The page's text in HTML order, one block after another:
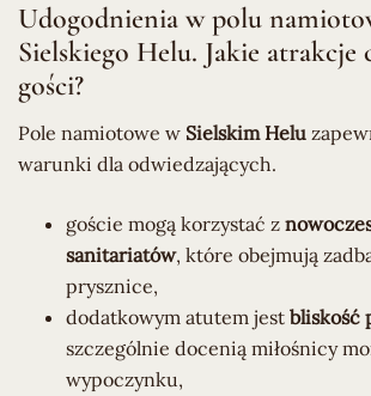
Udogodnienia w polu
Sielskiego Helu. Jakie atrakcje
gości?
Pole namiotowe w Sielskim Helu
warunki dla odwiedzających.
goście mogą korzystać z
sanitariatów, które obejmują
prysznice,
dodatkowym atutem jest bliskość
szczególnie docenią miłośnicy
wypoczynku,